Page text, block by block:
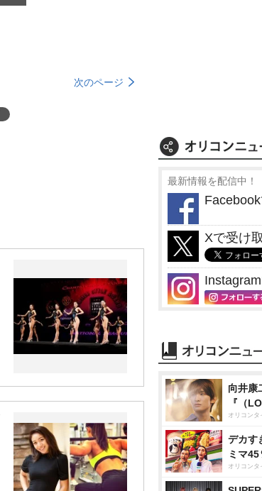
次のページ
最新情報を配信中！
Xで受け
向井康
『（
オリコンタ
デカす
ミマ
オリコンタ